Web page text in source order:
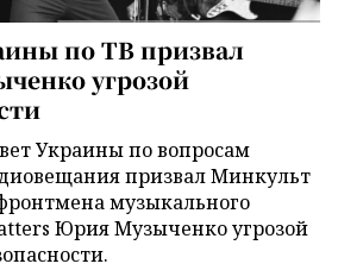
по ТВ призвал
угрозой
Украины по вопросам
призвал Минкульт
музыкального
Юрия Музыченко угрозой